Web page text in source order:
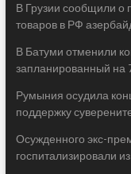
В Грузии сообщили о
товаров в РФ
В Батуми отменили
запланированный на
Румыния осудила
поддержку
Осужденного экс-
госпитализировали